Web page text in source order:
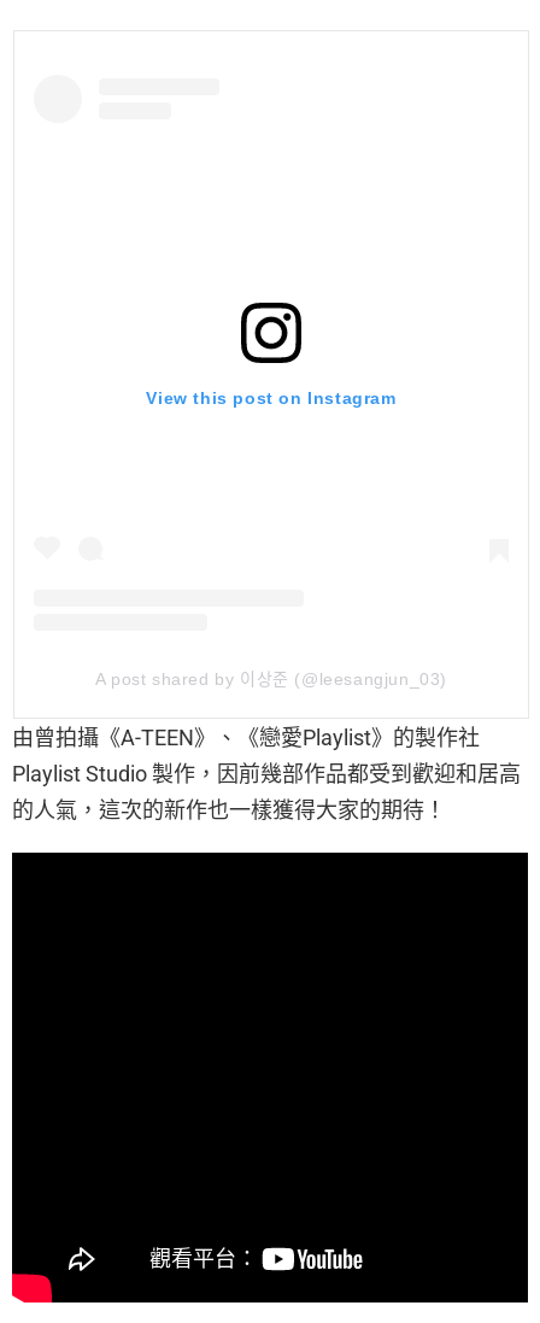
View this post on Instagram
A post shared by 이상준 (@leesangjun_03)
由曾拍攝《A-TEEN》、《戀愛Playlist》的製作社
Playlist Studio 製作，因前幾部作品都受到歡迎和居高
的人氣，這次的新作也一樣獲得大家的期待！